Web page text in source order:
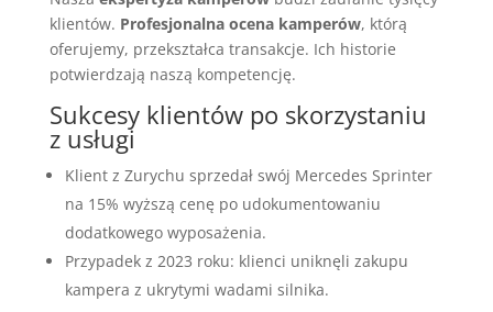
klientów. Profesjonalna ocena kamperów, którą
oferujemy, przekształca transakcje. Ich historie
potwierdzają naszą kompetencję.
Sukcesy klientów po skorzystaniu
z usługi
Klient z Zurychu sprzedał swój Mercedes Sprinter
na 15% wyższą cenę po udokumentowaniu
dodatkowego wyposażenia.
Przypadek z 2023 roku: klienci uniknęli zakupu
kampera z ukrytymi wadami silnika.